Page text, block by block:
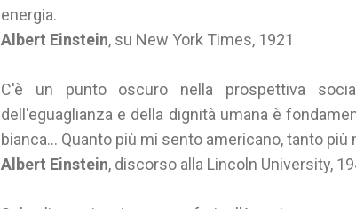
energia.
Albert Einstein, su New York Times, 1921
C'è un punto oscuro nella prospettiva
dell'eguaglianza e della dignità umana è
bianca... Quanto più mi sento americano, tanto
Albert Einstein, discorso alla Lincoln University,